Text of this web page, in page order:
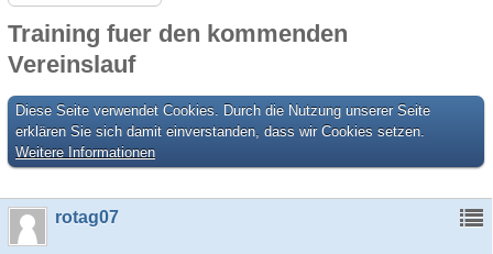
Training fuer den kommenden
Vereinslauf
Diese Seite verwendet Cookies. Durch die Nutzung unserer Seite
erklären Sie sich damit einverstanden, dass wir Cookies setzen.
Weitere Informationen
rotag07